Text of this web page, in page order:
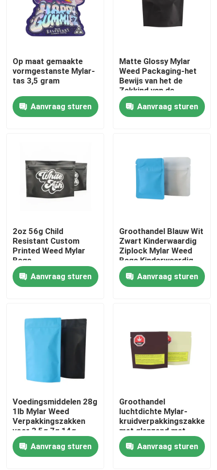
Huis
Videos
Over ons
Kwaliteitscontrole
Neem contact met ons op
Nieuws
Gevallen
Op maat gemaakte
vormgestanste Mylar-
tas 3,5 gram
Aanvraag sturen
Matte Glossy Mylar
Weed Packaging-het
Bewijs van het de
Zakkind van de
uitgang
Aanvraag sturen
2oz 56g Child
Resistant Custom
Printed Weed Mylar
Bags
Aanvraag sturen
Groothandel Blauw Wit
Zwart Kinderwaardig
Ziplock Mylar Weed
Bags Kinderwaardig
Verpakking
Aanvraag sturen
Voedingsmiddelen 28g
1lb Mylar Weed
Verpakkingszakken
voor 3,5g 7g 14g
Koekjes Bloem
Aanvraag sturen
Groothandel
luchtdichte Mylar-
kruidverpakkingszakken
met glanzend mat
oppervlak
Aanvraag sturen